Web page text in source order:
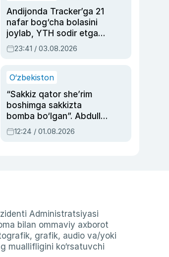
Andijonda Tracker’ga 21
nafar bog‘cha bolasini
joylab, YTH sodir etgan
ayolga sud hukmi o‘qildi
23:41 / 03.08.2026
O‘zbekiston
“Sakkiz qator she’rim
boshimga sakkizta
bomba bo‘lgan”. Abdulla
Oripovni siyosiy
ayblovlardan asrab
12:24 / 01.08.2026
Administratsiyasi
bilan ommaviy axborot
grafik, audio va/yoki
muallifligini ko‘rsatuvchi